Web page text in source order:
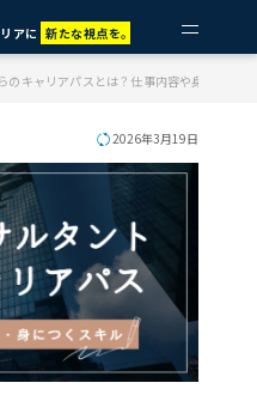
アに 新たな視点を。
のキャリアパスとは？仕事内容や身につく
2026年3月19日